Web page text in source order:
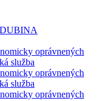
DUBINA
oprávnených
služba
oprávnených
služba
oprávnených